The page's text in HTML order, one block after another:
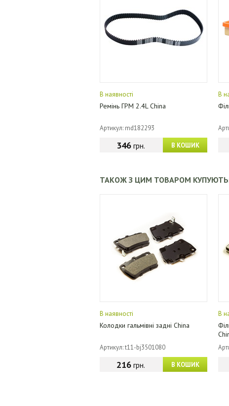
В наявності
Ремінь ГРМ 2.4L China
Артикул: md182293
В КОШИК
346грн.
В
ТАКОЖ З ЦИМ ТОВАРОМ
В наявності
Колодки гальмівні задні China
Артикул: t11-bj3501080
В КОШИК
216грн.
В